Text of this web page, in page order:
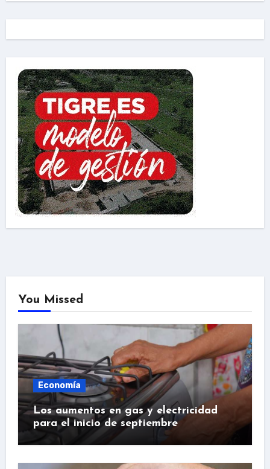
You Missed
Economía
Los aumentos en gas y electricidad
para el inicio de septiembre